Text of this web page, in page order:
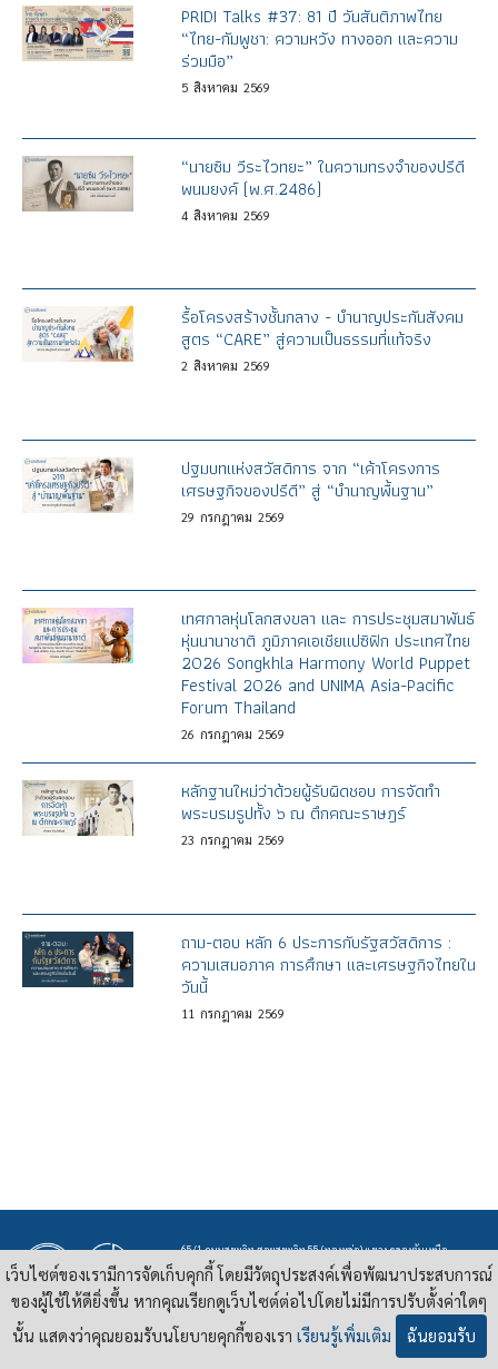
PRIDI Talks #37: 81 ปี วันสันติภาพไทย
“ไทย-กัมพูชา: ความหวัง ทางออก และความ
ร่วมมือ”
5 สิงหาคม 2569
“นายซิม วีระไวทยะ” ในความทรงจำของปรีดี
พนมยงค์ (พ.ศ.2486)
4 สิงหาคม 2569
รื้อโครงสร้างชั้นกลาง - บำนาญประกันสังคม
สูตร “CARE” สู่ความเป็นธรรมที่แท้จริง
2 สิงหาคม 2569
ปฐมบทแห่งสวัสดิการ จาก “เค้าโครงการ
เศรษฐกิจของปรีดี” สู่ “บำนาญพื้นฐาน”
29 กรกฎาคม 2569
เทศกาลหุ่นโลกสงขลา และ การประชุมสมาพันธ์
หุ่นนานาชาติ ภูมิภาคเอเชียแปซิฟิก ประเทศไทย
2026 Songkhla Harmony World Puppet
Festival 2026 and UNIMA Asia-Pacific
Forum Thailand
26 กรกฎาคม 2569
หลักฐานใหม่ว่าด้วยผู้รับผิดชอบ การจัดทำ
พระบรมรูปทั้ง ๖ ณ ตึกคณะราษฎร์
23 กรกฎาคม 2569
ถาม-ตอบ หลัก 6 ประการกับรัฐสวัสดิการ :
ความเสมอภาค การศึกษา และเศรษฐกิจไทยใน
วันนี้
11 กรกฎาคม 2569
65/1 ถนนสุขุมวิท ซอยสุขุมวิท 55 (ทองหล่อ) แขวง คลองตันเหนือ
เขต วัฒนา กรุงเทพฯ 10110
Tel : 02 381 3860 | E-mail :contact@pridi.or.th
บทความ รูปภาพ และสื่ออื่นๆ ที่มีสัญลักษณ์ของสถาบันปรีดี พนมยงค์ ในเว็บไซต์https://pridi.or.th
ครีเอทีฟคอมมอนส์แบบแสดงที่มา-ไม่ใช่เชิงพาณิชย์ 4.0 สากล
เว็บไซต์ของเรามีการจัดเก็บคุกกี้ โดยมีวัตถุประสงค์เพื่อพัฒนาประสบการณ์
ของผู้ใช้ให้ดียิ่งขึ้น หากคุณเรียกดูเว็บไซต์ต่อไปโดยไม่มีการปรับตั้งค่าใดๆ
นั้น แสดงว่าคุณยอมรับนโยบายคุกกี้ของเรา เรียนรู้เพิ่มเติม ฉันยอมรับ